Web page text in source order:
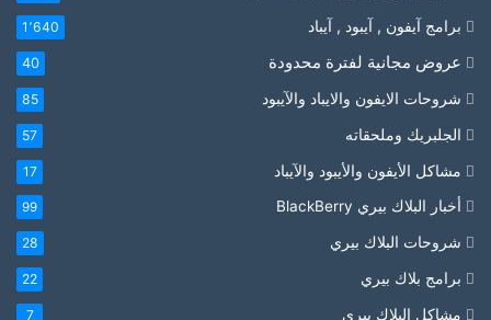
برامج آيفون , آيبود , آيباد 1٬640
عروض مجانية لفترة محدودة 40
شروحات الايفون والايباد والآيبود 85
الجلبريك وملحقاته 57
مشاكل الأيفون والأيبود والآيباد 17
أخبار البلاك بيري BlackBerry 99
شروحات البلاك بيري 28
برامج بلاك بيري 22
مشاكل البلاك بيري 7